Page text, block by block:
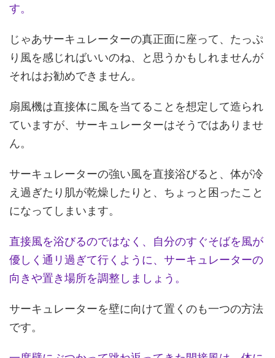
す。
じゃあサーキュレーターの真正面に座って、たっぷ
り風を感じればいいのね、と思うかもしれませんが
それはお勧めできません。
扇風機は直接体に風を当てることを想定して造られ
ていますが、サーキュレーターはそうではありませ
ん。
サーキュレーターの強い風を直接浴びると、体が冷
え過ぎたり肌が乾燥したりと、ちょっと困ったこと
になってしまいます。
直接風を浴びるのではなく、自分のすぐそばを風が
優しく通リ過ぎて行くように、サーキュレーターの
向きや置き場所を調整しましょう。
サーキュレーターを壁に向けて置くのも一つの方法
です。